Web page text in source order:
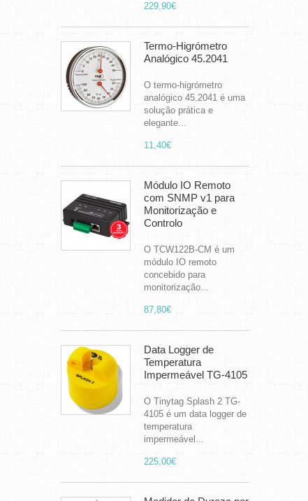
229,90€
Termo-Higrómetro
Analógico 45.2041
O termo-higrómetro
analógico 45.2041 é uma
solução prática e
elegante...
11,40€
Módulo IO Remoto
com SNMP v1 para
Monitorização e
Controlo
O TCW122B-CM é um
módulo IO remoto
concebido para
monitorização...
87,80€
Data Logger de
Temperatura
Impermeável TG-4105
O Tinytag Splash 2 TG-
4105 é um data logger de
temperatura
impermeável...
225,00€